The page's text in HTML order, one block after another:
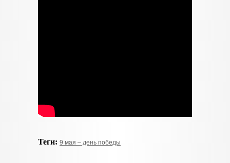
Теги: 9 мая – день победы